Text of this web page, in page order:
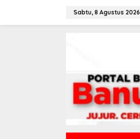
Sabtu, 8 Agustus 2026